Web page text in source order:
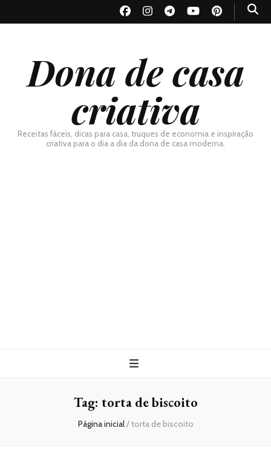
Dona de casa
criativa
Receitas fáceis, dicas para casa, truques de economia e inspiração
criativa para o dia a dia da dona de casa moderna.
Tag: torta de biscoito
Página inicial/torta de biscoito